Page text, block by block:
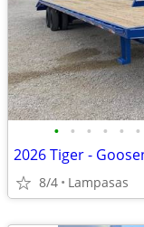
• • • • • •
8/4 Lampasas